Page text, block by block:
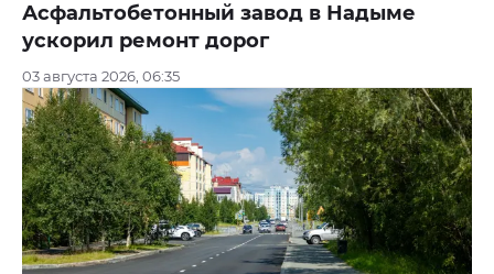
Асфальтобетонный завод в Надыме
ускорил ремонт дорог
03 августа 2026, 06:35